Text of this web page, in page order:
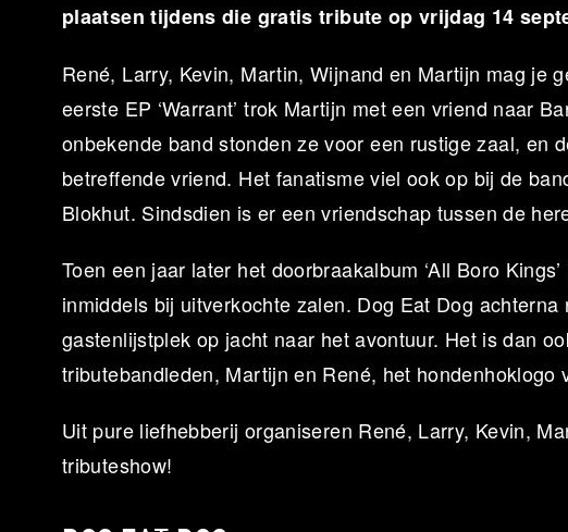
plaatsen tijdens die gratis tribute op vrijdag 14
René, Larry, Kevin, Martin, Wijnand en Martijn mag je
eerste EP ‘Warrant’ trok Martijn met een vriend naar
onbekende band stonden ze voor een rustige zaal, en
betreffende vriend. Het fanatisme viel ook op bij de
Blokhut. Sindsdien is er een vriendschap tussen de
Toen een jaar later het doorbraakalbum ‘All Boro
inmiddels bij uitverkochte zalen. Dog Eat Dog
gastenlijstplek op jacht naar het avontuur. Het is dan
tributebandleden, Martijn en René, het
Uit pure liefhebberij organiseren René, Larry, Kevin,
tributeshow!